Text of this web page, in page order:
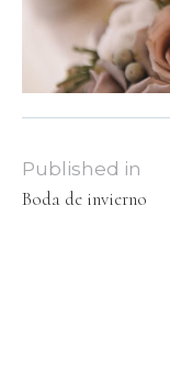
Published in
Boda de invierno